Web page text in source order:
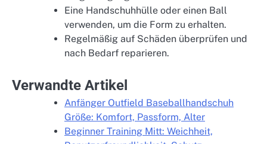
Eine Handschuhhülle oder einen Ball
verwenden, um die Form zu erhalten.
Regelmäßig auf Schäden überprüfen und
nach Bedarf reparieren.
Verwandte Artikel
Anfänger Outfield Baseballhandschuh
Größe: Komfort, Passform, Alter
Beginner Training Mitt: Weichheit,